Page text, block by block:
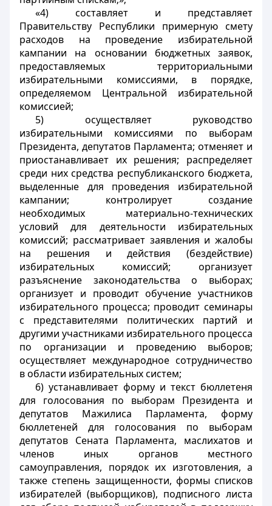
«4) составляет и представляет
Правительству Республики примерную смету
расходов на проведение избирательной
кампании на основании бюджетных заявок,
предоставляемых территориальными
избирательными комиссиями, в порядке,
определяемом Центральной избирательной
комиссией;
5) осуществляет руководство
избирательными комиссиями по выборам
Президента, депутатов Парламента; отменяет и
приостанавливает их решения; распределяет
среди них средства республиканского бюджета,
выделенные для проведения избирательной
кампании; контролирует создание
необходимых материально-технических
условий для деятельности избирательных
комиссий; рассматривает заявления и жалобы
на решения и действия (бездействие)
избирательных комиссий; организует
разъяснение законодательства о выборах;
организует и проводит обучение участников
избирательного процесса; проводит семинары
с представителями политических партий и
другими участниками избирательного процесса
по организации и проведению выборов;
осуществляет международное сотрудничество
в области избирательных систем;
6) устанавливает форму и текст бюллетеня
для голосования по выборам Президента и
депутатов Мажилиса Парламента, форму
бюллетеней для голосования по выборам
депутатов Сената Парламента, маслихатов и
членов иных органов местного
самоуправления, порядок их изготовления, а
также степень защищенности, формы списков
избирателей (выборщиков), подписного листа